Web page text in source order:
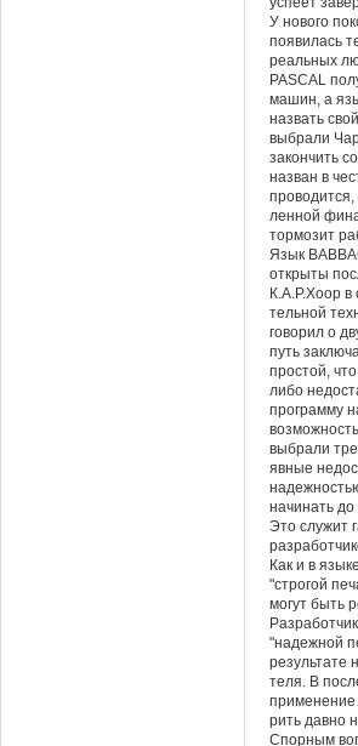
У нового
появилась
реальных
PASCAL
машин, а
назвать
выбрали
закончить
назван в
ленной
тормозит
Язык
открыты
К.А.Р.Хоор в
тельной
говорил о
путь
простой,
либо
программу
выбрали
явные
начинать до
Это служит
Как и в
"строгой
могут быть
"надежной
результате
теля. В
применение
рить давно
Спорным